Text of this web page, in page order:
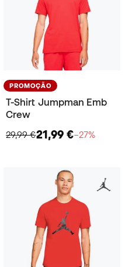
PROMOÇÃO
T-Shirt Jumpman Emb
Crew
29,99 €21,99 €−27%